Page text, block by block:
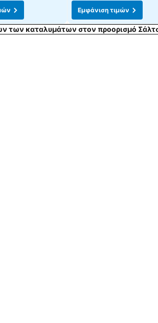
Εμφάνιση τιμών
των καταλυμάτων στον προορισμό